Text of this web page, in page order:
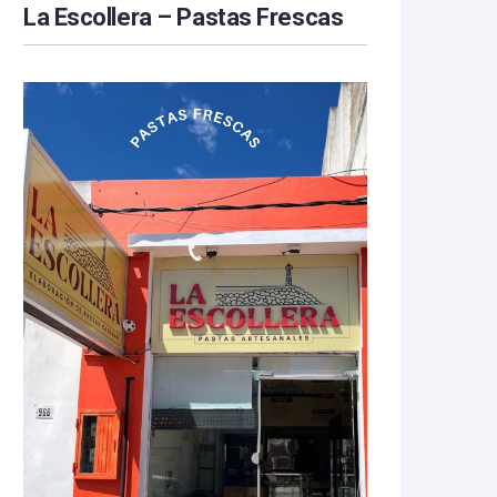
La Escollera – Pastas Frescas